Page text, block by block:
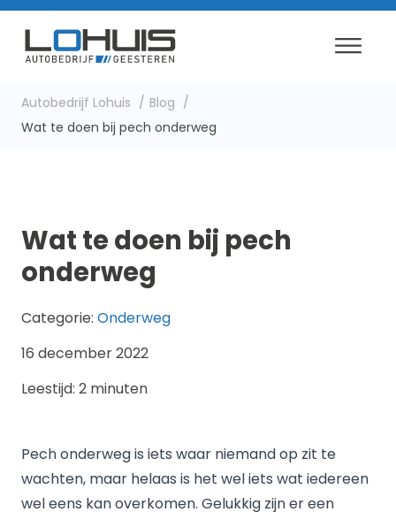
Autobedrijf Lohuis
Blog
Wat te doen bij pech onderweg
Wat te doen bij pech
onderweg
Categorie: Onderweg
16 december 2022
Leestijd: 2 minuten
Pech onderweg is iets waar niemand op zit te
wachten, maar helaas is het wel iets wat iedereen
wel eens kan overkomen. Gelukkig zijn er een